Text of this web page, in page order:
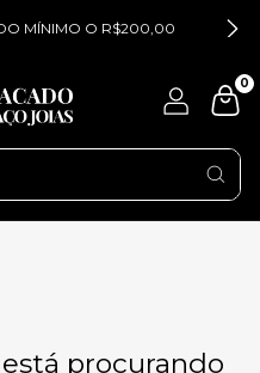
MÍNIMO O R$200,00
0
procurando